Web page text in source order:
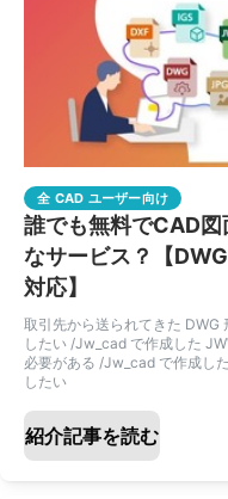
全 CAD ユーザー向け
誰でも無料でCAD
なサービス？【
対応】
取引先から送られてきた DWG
したい /Jw_cad で作成した
必要がある /Jw_cad で作成し
したい
紹介記事を読む